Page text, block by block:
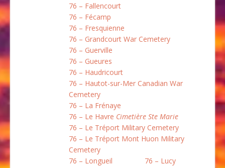
76 – Fallencourt
76 – Fécamp
76 – Fresquienne
76 – Grandcourt War Cemetery
76 – Guerville
76 – Gueures
76 – Haudricourt
76 – Hautot-sur-Mer Canadian War
Cemetery
76 – La Frénaye
76 – Le Havre Cimetière Ste Marie
76 – Le Tréport Military Cemetery
76 – Le Tréport Mont Huon Military
Cemetery
76 – Longueil
76 – Lucy